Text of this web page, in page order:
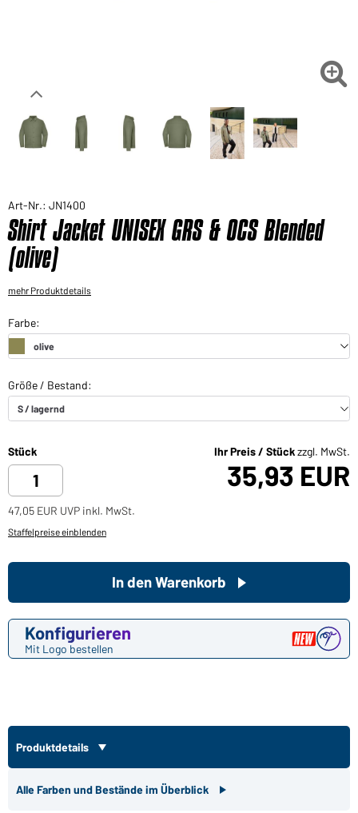

Art-Nr.: JN1400
Shirt Jacket UNISEX GRS & OCS Blended
(olive)
mehr Produktdetails
Stück Ihr Preis / Stückzzgl. MwSt.
35,93 EUR
47,05 EUR UVP inkl. MwSt.
Staffelpreise einblenden
Konfigurieren
Mit Logo bestellen
In den Warenkorb
Produktdetails
Alle Farben und Bestände im Überblick